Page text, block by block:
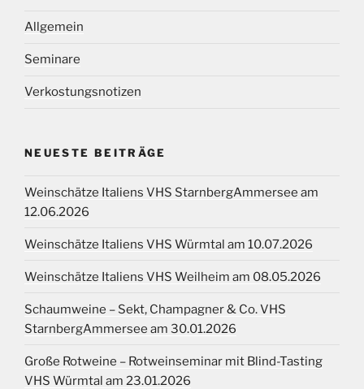
Allgemein
Seminare
Verkostungsnotizen
NEUESTE BEITRÄGE
Weinschätze Italiens VHS StarnbergAmmersee am
12.06.2026
Weinschätze Italiens VHS Würmtal am 10.07.2026
Weinschätze Italiens VHS Weilheim am 08.05.2026
Schaumweine – Sekt, Champagner & Co. VHS
StarnbergAmmersee am 30.01.2026
Große Rotweine – Rotweinseminar mit Blind-Tasting
VHS Würmtal am 23.01.2026